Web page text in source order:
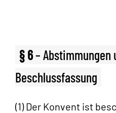
§ 6– Abstimmungen
Beschlussfassung
(1) Der Konvent ist